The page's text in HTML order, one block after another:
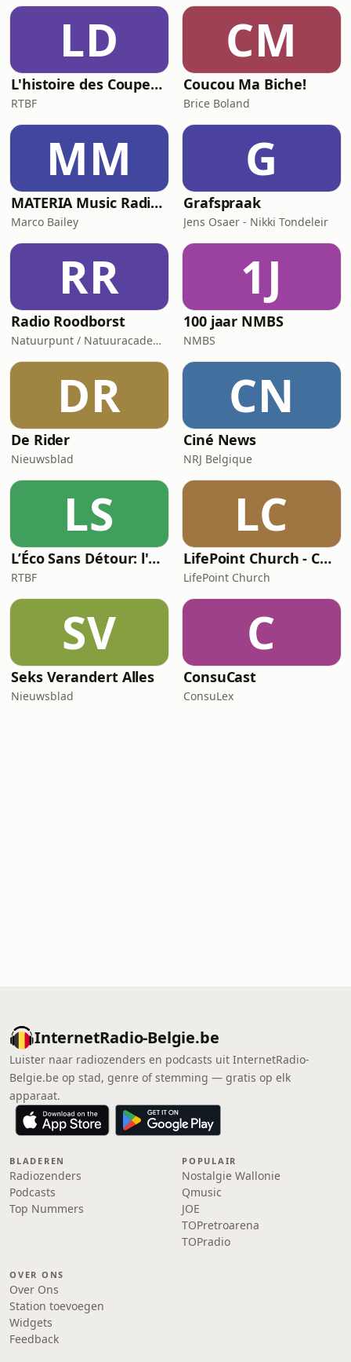
LD
L'histoire des Coupes du Monde, la géopolitique du ballon rond
RTBF
CM
Coucou Ma Biche!
Brice Boland
MM
MATERIA Music Radio Show by Marco Bailey
Marco Bailey
G
Grafspraak
Jens Osaer - Nikki Tondeleir
RR
Radio Roodborst
Natuurpunt / Natuuracademie
1J
100 jaar NMBS
NMBS
DR
De Rider
Nieuwsblad
CN
Ciné News
NRJ Belgique
LS
L’Éco Sans Détour: l'actualité économique
RTBF
LC
LifePoint Church - Campus de Bruxelles
LifePoint Church
SV
Seks Verandert Alles
Nieuwsblad
C
ConsuCast
ConsuLex
InternetRadio-Belgie.be
Luister naar radiozenders en podcasts uit InternetRadio-
Belgie.be op stad, genre of stemming — gratis op elk
apparaat.
BLADEREN
Radiozenders
Podcasts
Top Nummers
POPULAIR
Nostalgie Wallonie
Qmusic
JOE
TOPretroarena
TOPradio
OVER ONS
Over Ons
Station toevoegen
Widgets
Feedback